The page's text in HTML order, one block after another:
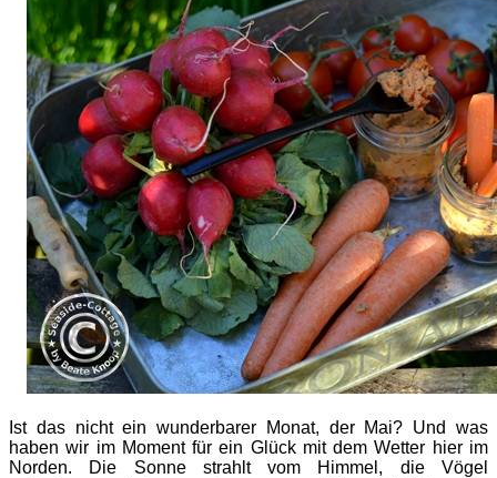
Ist das nicht ein wunderbarer Monat, der Mai? Und was
haben wir im Moment für ein Glück mit dem Wetter hier im
Norden. Die Sonne strahlt vom Himmel, die Vögel